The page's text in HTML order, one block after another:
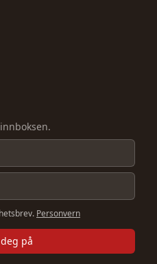
Personvern
på